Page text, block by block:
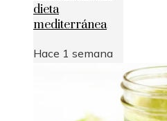
dieta
mediterránea
Hace 1 semana